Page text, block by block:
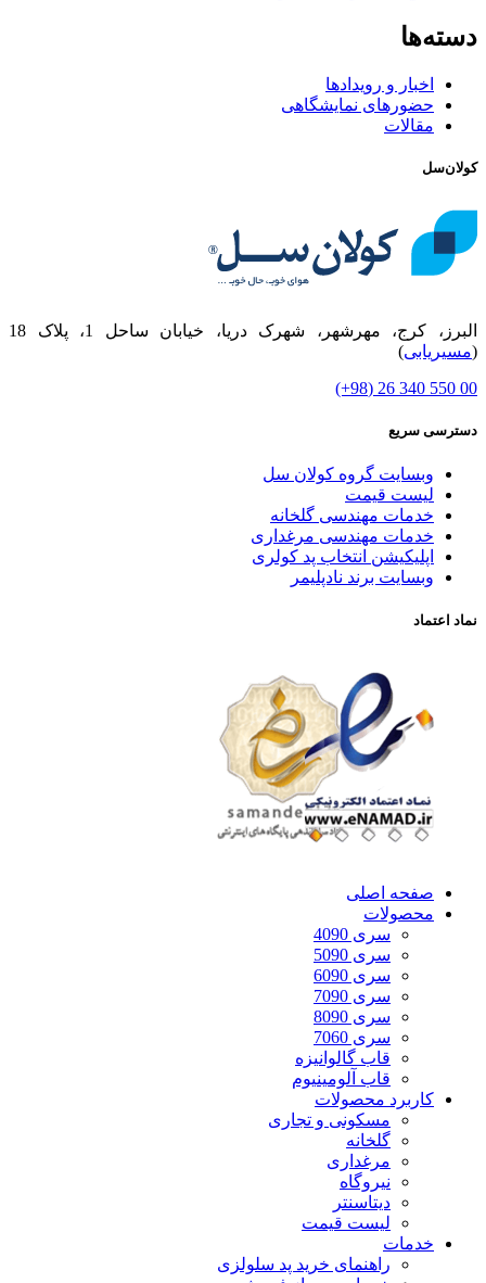
دسته‌ها
اخبار و رویدادها
حضورهای نمایشگاهی
مقالات
کولان‌سل
البرز، کرج، مهرشهر، شهرک دریا، خیابان ساحل 1، پلاک 18
(مسیریابی)
00 550 340 26 (98+)
دسترسی سریع
وبسایت گروه کولان سل
لیست قیمت
خدمات مهندسی گلخانه
خدمات مهندسی مرغداری
اپلیکیشن انتخاب پد کولری
وبسایت برند نادپلیمر
نماد اعتماد
صفحه اصلی
محصولات
سری 4090
سری 5090
سری 6090
سری 7090
سری 8090
سری 7060
قاب گالوانیزه
قاب آلومینیوم
کاربرد محصولات
مسکونی و تجاری
گلخانه
مرغداری
نیروگاه
دیتاسنتر
لیست قیمت
خدمات
راهنمای خرید پد سلولزی